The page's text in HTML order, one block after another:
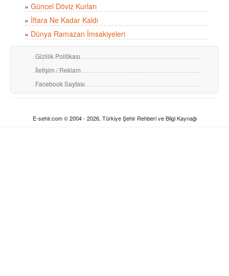
» Güncel Döviz Kurları
» İftara Ne Kadar Kaldı
» Dünya Ramazan İmsakiyeleri
Gizlilik Politikası
İletişim / Reklam
Facebook Sayfası
E-sehir.com © 2004 - 2026, Türkiye Şehir Rehberi ve Bilgi Kaynağı